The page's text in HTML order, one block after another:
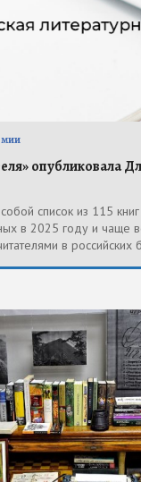
опубликовала
список из 115
в 2025 году и чаще
в российских